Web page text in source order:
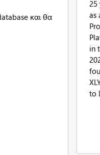
και θα
25
as
in
to